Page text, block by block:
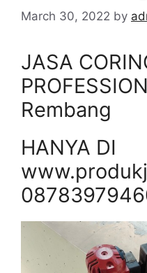
March 30, 2022 by
JASA
Rembang
HANYA DI